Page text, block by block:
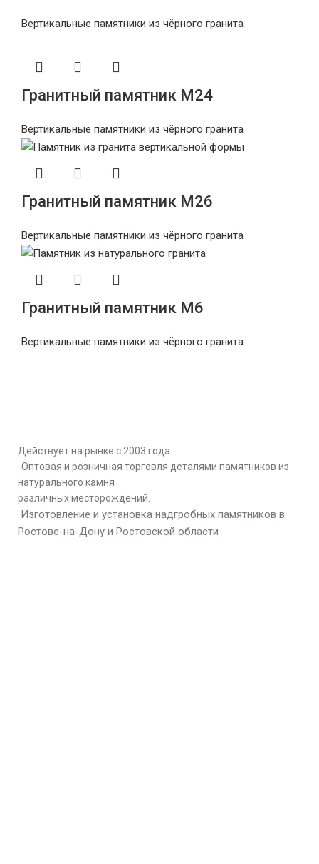
Вертикальные памятники из чёрного гранита
Гранитный памятник М24
Вертикальные памятники из чёрного гранита
Гранитный памятник М26
Вертикальные памятники из чёрного гранита
Гранитный памятник М6
Вертикальные памятники из чёрного гранита
Действует на рынке с 2003 года.
-Оптовая и розничная торговля деталями памятников из
натурального камня
различных месторождений.
Изготовление и установка надгробных памятников в
Ростове-на-Дону и Ростовской области